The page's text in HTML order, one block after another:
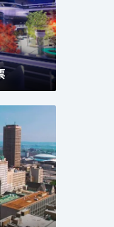
透過沉
將大樓
、裝
中文導